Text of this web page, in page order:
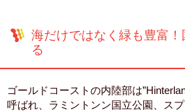
海だけではなく緑も豊富
る
ゴールドコーストの内陸部は
呼ばれ、ラミントンン国立公園、ス